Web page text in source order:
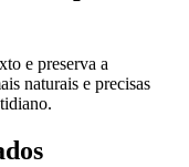
e preserva a
naturais e precisas